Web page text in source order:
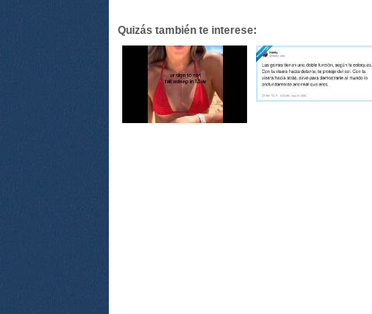
Quizás también te interese: